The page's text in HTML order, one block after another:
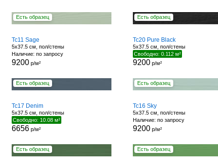
Есть образец
Tc11 Sage
5x37.5 см, пол/стены
Наличие: по запросу
9200р/м²
Есть образец
Tc20 Pure Black
5x37.5 см, пол/стены
Свободно: 0.112 м²
9200р/м²
Есть образец
Tc17 Denim
5x37.5 см, пол/стены
Свободно: 10.08 м²
6656р/м²
Есть образец
Tc16 Sky
5x37.5 см, пол/стены
Наличие: по запросу
9200р/м²
Есть образец Есть образец